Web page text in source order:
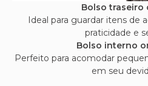
Bolso traseiro
Ideal para guardar itens de
praticidade e
Bolso interno
Perfeito para acomodar
em seu